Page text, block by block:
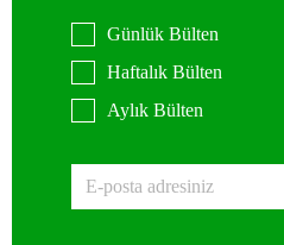
Günlük Bülten
Haftalık Bülten
Aylık Bülten